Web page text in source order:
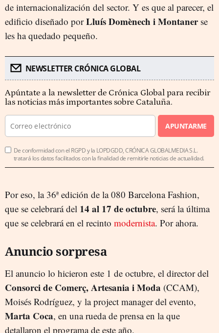
de internacionalización del sector. Y es que al parecer, el
edificio diseñado porLluís Domènech i Montanerse
les ha quedado pequeño.
NEWSLETTER CRÓNICA GLOBAL
Apúntate a la newsletter de Crónica Global para recibir
las noticias más importantes sobre Cataluña.
APUNTARME
De conformidad con el RGPD y la LOPDGDD, CRÓNICA GLOBALMEDIA S.L.
tratará los datos facilitados con la finalidad de remitirle noticias de actualidad.
Por eso, la 36ª edición de la 080 Barcelona Fashion,
que se celebrará del 14 al 17 de octubre, será la última
que se celebrará en el recinto modernista. Por ahora.
Anuncio sorpresa
El anuncio lo hicieron este 1 de octubre, el director del
Consorci de Comerç, Artesania i Moda (CCAM),
Moisés Rodríguez, y la project manager del evento,
Marta Coca, en una rueda de prensa en la que
detallaron el programa de este año.